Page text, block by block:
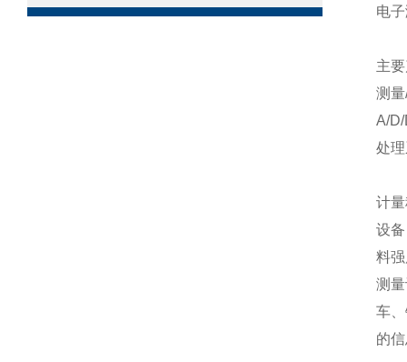
电
主
测
A/
处
计
设
料
测
车
的